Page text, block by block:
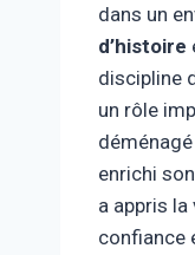
dans un
d’histoire
discipline
un rôle
enrichi
a appris la
confiance